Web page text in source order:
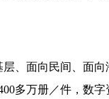
、面向民间、面
多万册／件，数